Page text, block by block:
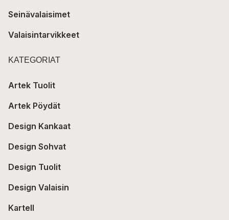
Seinävalaisimet
Valaisintarvikkeet
KATEGORIAT
Artek Tuolit
Artek Pöydät
Design Kankaat
Design Sohvat
Design Tuolit
Design Valaisin
Kartell